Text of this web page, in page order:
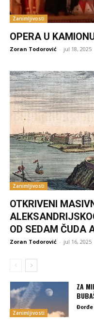
Zanimljivosti
OPERA U
Zoran Todorović - jul 18, 2025
Zanimljivosti
OTKRIVENI
OD SEDAM ČUDA
Zoran Todorović - jul 16, 2025
Zanimljivosti
ZA